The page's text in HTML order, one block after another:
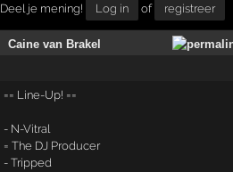
Deel je mening! Log in of registreer
Caine van Brakel
== Line-Up! ==
- N-Vitral
= The DJ Producer
- Tripped